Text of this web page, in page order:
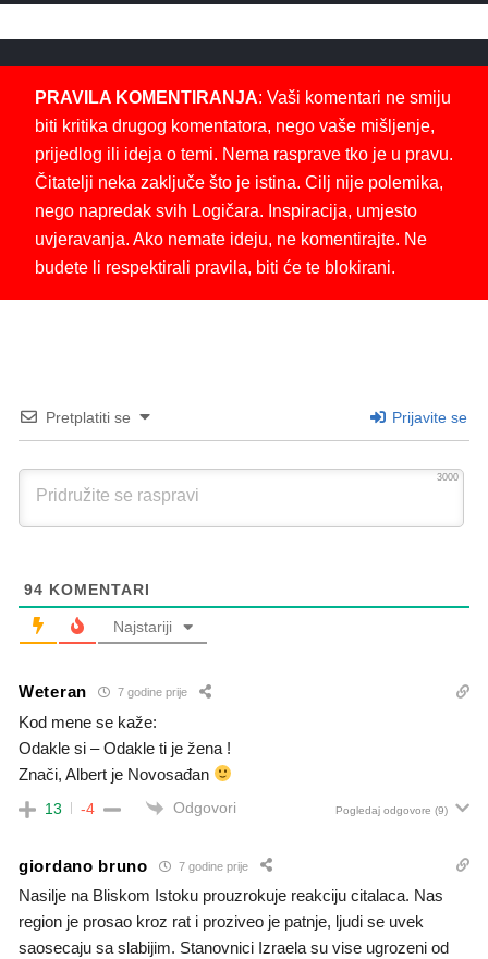
PRAVILA KOMENTIRANJA: Vaši komentari ne smiju
biti kritika drugog komentatora, nego vaše mišljenje,
prijedlog ili ideja o temi. Nema rasprave tko je u pravu.
Čitatelji neka zaključe što je istina. Cilj nije polemika,
nego napredak svih Logičara. Inspiracija, umjesto
uvjeravanja. Ako nemate ideju, ne komentirajte. Ne
budete li respektirali pravila, biti će te blokirani.
Pretplatiti se Prijavite se
3000
94 KOMENTARI
Najstariji
Weteran 7 godine prije
Kod mene se kaže:
Odakle si – Odakle ti je žena !
Znači, Albert je Novosađan
13 -4 Odgovori Pogledaj odgovore (9)
giordano bruno 7 godine prije
Nasilje na Bliskom Istoku prouzrokuje reakciju citalaca. Nas
region je prosao kroz rat i proziveo je patnje, ljudi se uvek
saosecaju sa slabijim. Stanovnici Izraela su vise ugrozeni od